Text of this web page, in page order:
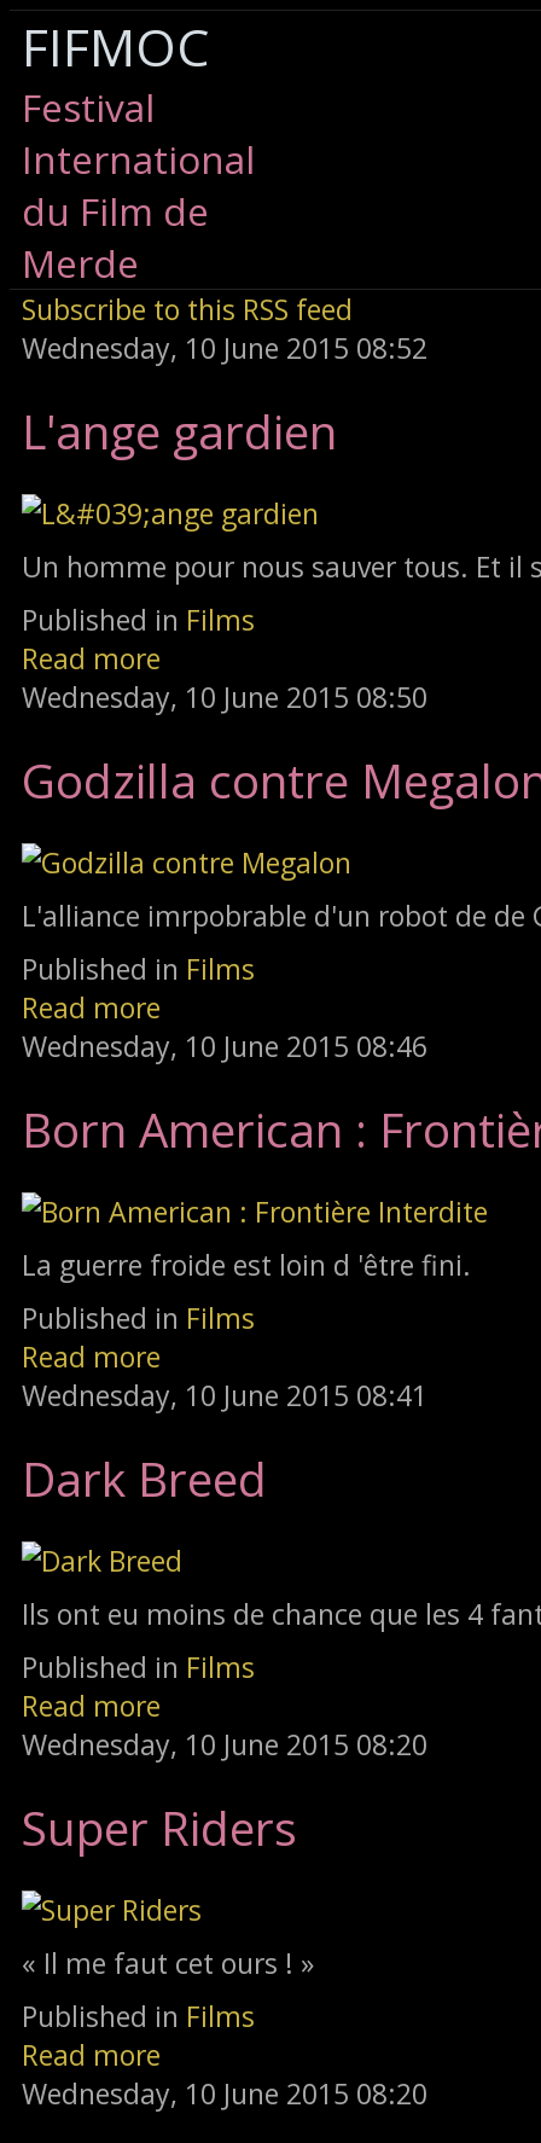
FIFMOC
Festival
International
du Film de
Merde
Subscribe to this RSS feed
Wednesday, 10 June 2015 08:52
L'ange gardien
Un homme pour nous sauver tous. Et il
Published in Films
Read more
Wednesday, 10 June 2015 08:50
Godzilla contre
L'alliance imrpobrable d'un robot de de
Published in Films
Read more
Wednesday, 10 June 2015 08:46
Born American :
La guerre froide est loin d 'être fini.
Published in Films
Read more
Wednesday, 10 June 2015 08:41
Dark Breed
Ils ont eu moins de chance que les 4
Published in Films
Read more
Wednesday, 10 June 2015 08:20
Super Riders
« Il me faut cet ours ! »
Published in Films
Read more
Wednesday, 10 June 2015 08:20